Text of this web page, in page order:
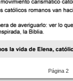
Página 2